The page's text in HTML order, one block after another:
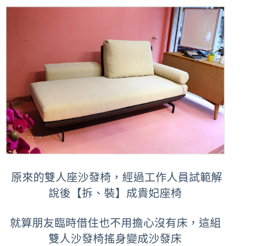
原來的雙人座沙發椅，經過工作人員試範解
說後【拆、裝】成貴妃座椅
就算朋友臨時借住也不用擔心沒有床，這組
雙人沙發椅搖身變成沙發床